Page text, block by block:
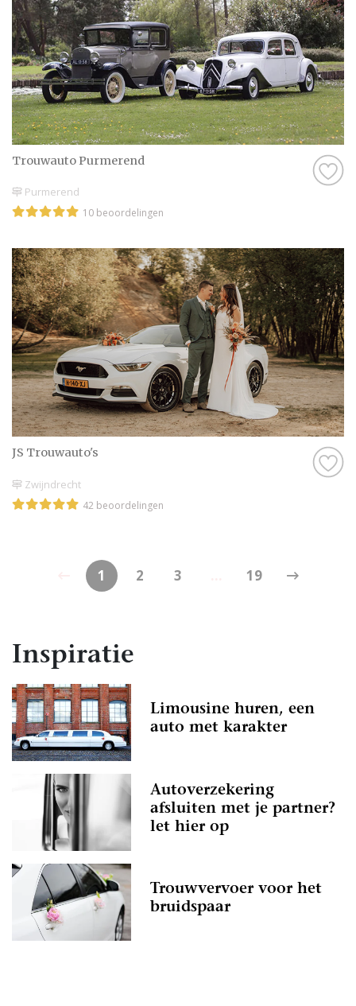
Trouwauto Purmerend
Purmerend
10 beoordelingen
JS Trouwauto's
Zwijndrecht
42 beoordelingen
1 2 3 19
Inspiratie
Limousine huren, een
auto met karakter
Autoverzekering
afsluiten met je partner?
let hier op
Trouwvervoer voor het
bruidspaar